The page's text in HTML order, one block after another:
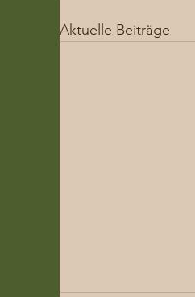
Aktuelle Beiträge